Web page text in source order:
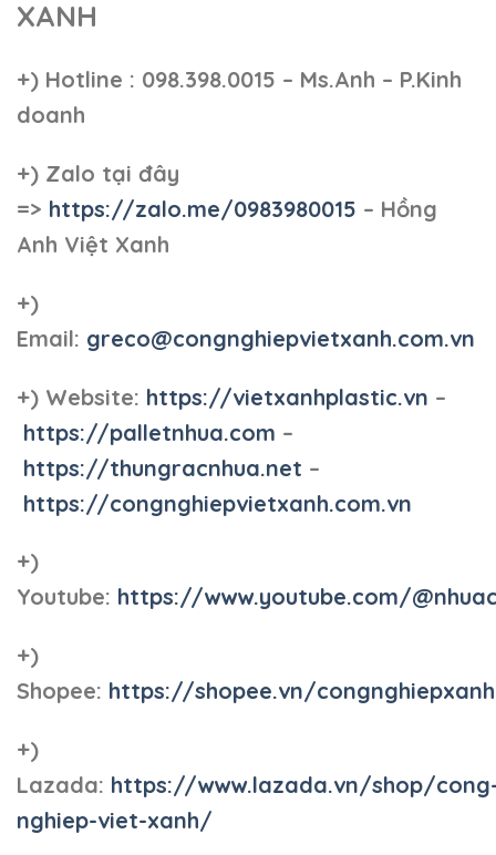
XANH
+) Hotline : 098.398.0015 – Ms.Anh – P.Kinh
doanh
+) Zalo tại đây
=> https://zalo.me/0983980015 – Hồng
Anh Việt Xanh
+)
Email: greco@congnghiepvietxanh.com.vn
+) Website: https://vietxanhplastic.vn –
https://palletnhua.com –
https://thungracnhua.net –
https://congnghiepvietxanh.com.vn
+)
Youtube: https://www.youtube.com/
+)
Shopee: https://shopee.vn/
+)
Lazada: https://www.lazada.vn/shop/
nghiep-viet-xanh/